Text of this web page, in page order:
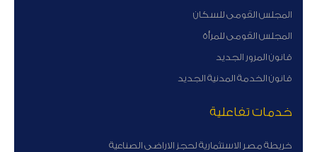
المجلس القومى للسكان
المجلس القومى للمرأة
قانون المرور الجديد
قانون الخدمة المدنية الجديد
خدمات تفاعلية
خريطة مصر الاستثمارية لحجز الاراضى الصناعية